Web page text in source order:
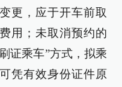
更，应于开车前取
用；未取消预约的
证乘车”方式，拟乘
凭有效身份证件原